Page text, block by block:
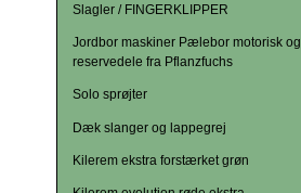
Slagler / FINGERKLIPPER
Jordbor maskiner Pælebor motorisk og
reservedele fra Pflanzfuchs
Solo sprøjter
Dæk slanger og lappegrej
Kilerem ekstra forstærket grøn